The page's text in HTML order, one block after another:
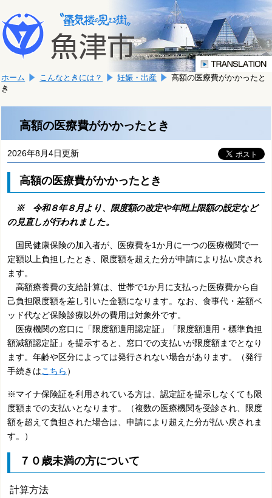
文
へ
移
ま
す。
こ
か
文
で
す。
ホーム こんなときには？ 妊娠・出産
高額の医療費がかかったと
き
高額の医療費がかかったとき
2026年8月4日更新
高額の医療費がかかったとき
※ 令和８年８月より、限度額の改定や年間上限額の設定など
の見直しが行われました。
国民健康保険の加入者が、医療費を1か月に一つの医療機関で一
定額以上負担したとき、限度額を超えた分が申請により払い戻され
ます。
高額療養費の支給計算は、世帯で1か月に支払った医療費から自
己負担限度額を差し引いた金額になります。なお、食事代・差額ベ
ッド代など保険診療以外の費用は対象外です。
医療機関の窓口に「限度額適用認定証」「限度額適用・標準負担
額減額認定証」を提示すると、窓口での支払いが限度額までとなり
ます。年齢や区分によっては発行されない場合があります。（発行
手続きはこちら ）
※マイナ保険証を利用されている方は、認定証を提示しなくても限
度額までの支払いとなります。（複数の医療機関を受診され、限度
額を超えて負担された場合は、申請により超えた分が払い戻されま
す。）
７０歳未満の方について
計算方法